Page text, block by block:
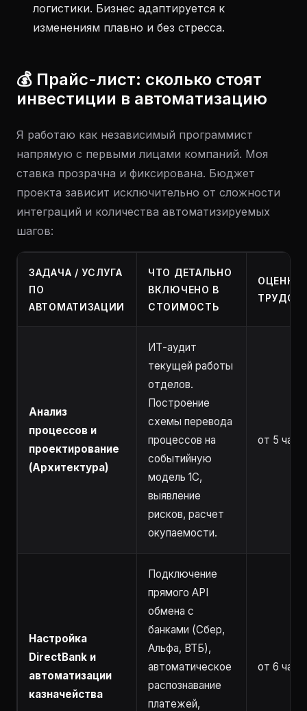
логистики. Бизнес адаптируется к
изменениям плавно и без стресса.
💰 Прайс-лист: сколько стоят
инвестиции в автоматизацию
Я работаю как независимый программист
напрямую с первыми лицами компаний. Моя
ставка прозрачна и фиксирована. Бюджет
проекта зависит исключительно от сложности
интеграций и количества автоматизируемых
шагов:
ЗАДАЧА / УСЛУГА
ПО
АВТОМАТИЗАЦИИ
ЧТО ДЕТАЛЬНО
ВКЛЮЧЕНО В
СТОИМОСТЬ
ОЦЕНКА
Анализ
процессов и
проектирование
(Архитектура)
ИТ-аудит
текущей работы
отделов.
Построение
схемы перевода
процессов на
событийную
модель 1С,
выявление
рисков, расчет
окупаемости.
от 5
Настройка
DirectBank и
автоматизации
казначейства
Подключение
прямого API
обмена с
банками (Сбер,
Альфа, ВТБ),
автоматическое
распознавание
платежей,
от 6